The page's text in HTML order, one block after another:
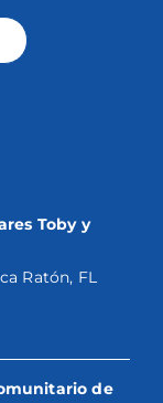
Toby y
Ratón, FL
de